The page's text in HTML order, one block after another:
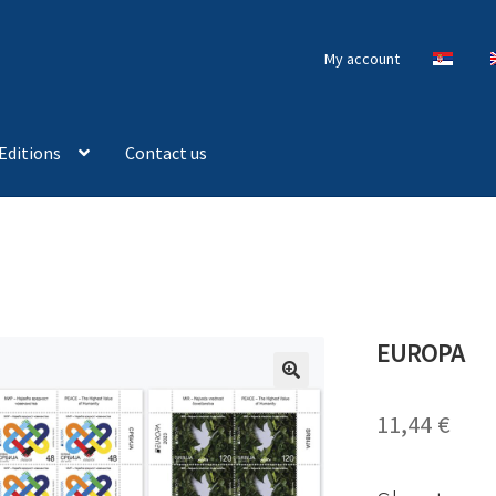
My account
Contact us
🔍
EUROPA
11,44 €